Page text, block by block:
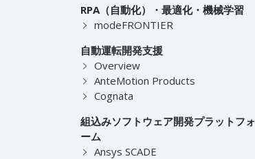
RPA（自動化）・最適化・機械学習
modeFRONTIER
自動運転開発支援
Overview
AnteMotion Products
Cognata
組込みソフトウェア開発プラットフォ
ーム
Ansys SCADE